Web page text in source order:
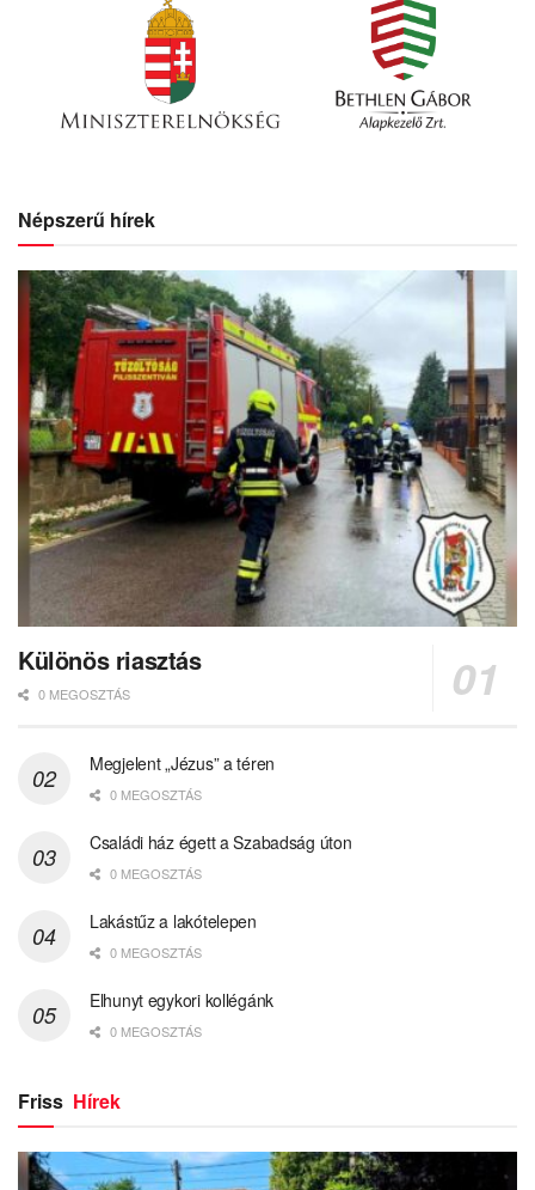
Népszerű hírek
Különös riasztás
0 MEGOSZTÁS
Megjelent „Jézus” a téren
0 MEGOSZTÁS
Családi ház égett a Szabadság úton
0 MEGOSZTÁS
Lakástűz a lakótelepen
0 MEGOSZTÁS
Elhunyt egykori kollégánk
0 MEGOSZTÁS
Friss Hírek